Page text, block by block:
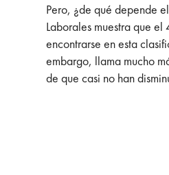
Pero, ¿de qué depende
Laborales muestra que
encontrarse en esta
embargo, llama mucho
de que casi no han